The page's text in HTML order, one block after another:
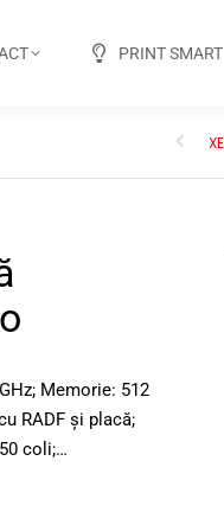
PRINT SMART
Memorie: 512
RADF și placă;
coli;…